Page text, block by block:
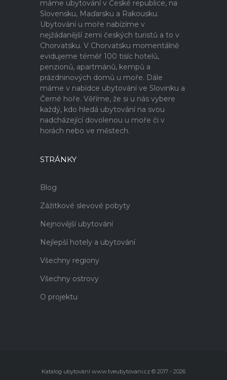
máme ubytování v České republice, na
Slovensku, Maďarsku a Rakousku.
Ubytování u moře nabízíme v
nejžádanější zemi českých turistů a to v
Chorvatsku. V Chorvatsku momentálně
evidujeme téměř 100 tisíc hotelů,
penzionů, apartmánů, kempů a
prázdninových domů u moře. Dále
máme v nabídce ubytování ve Slovinku a
Černé hoře. Věříme, že si u nás vybere
každý, kdo hledá ubytování na svou
nadcházející dovolenou u moře či v
horách nebo ve městech.
STRÁNKY
Blog
Zážitkové slevové pobyty
Nejnovější ubytování
Nejlepší hotely a ubytování
Všechny regiony
Všechny ostrovy
O projektu
Katalog ubytování www.tveubytovani.cz © 2017 - 2026